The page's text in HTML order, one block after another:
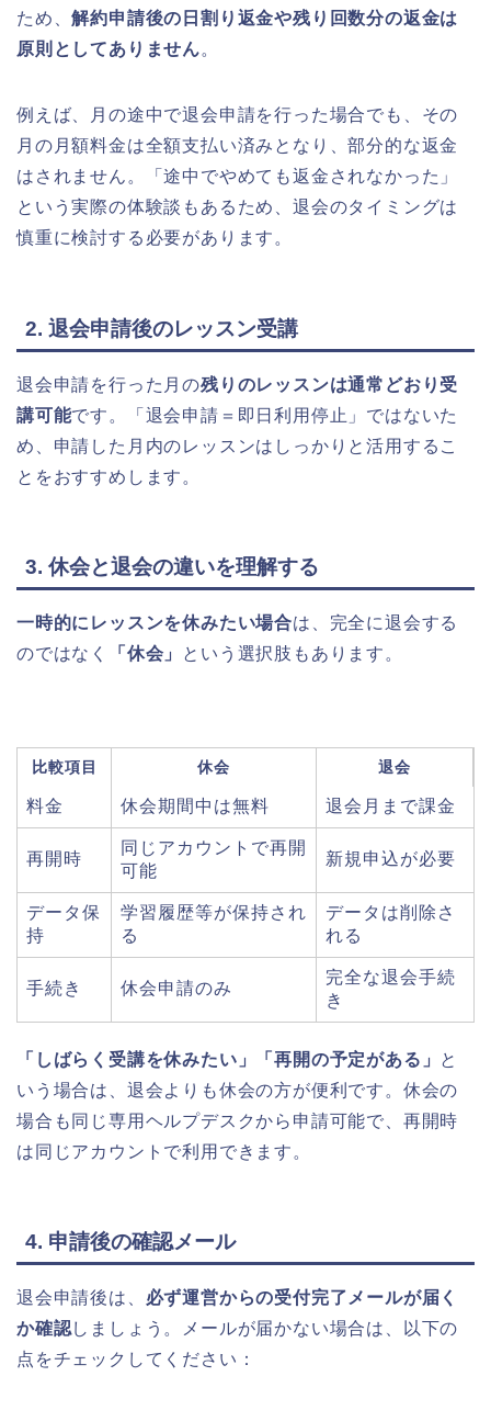
ため、解約申請後の日割り返金や残り回数分の返金は
原則としてありません。
例えば、月の途中で退会申請を行った場合でも、その
月の月額料金は全額支払い済みとなり、部分的な返金
はされません。「途中でやめても返金されなかった」
という実際の体験談もあるため、退会のタイミングは
慎重に検討する必要があります。
2. 退会申請後のレッスン受講
退会申請を行った月の残りのレッスンは通常どおり受
講可能です。「退会申請＝即日利用停止」ではないた
め、申請した月内のレッスンはしっかりと活用するこ
とをおすすめします。
3. 休会と退会の違いを理解する
一時的にレッスンを休みたい場合は、完全に退会する
のではなく
「休会」 という選択肢もあります。
比較項目 休会 退会
料金 休会期間中は無料 退会月まで課金
再開時
同じアカウントで再開
可能
新規申込が必要
データ保
持
学習履歴等が保持され
る
データは削除さ
れる
手続き 休会申請のみ
完全な退会手続
き
「しばらく受講を休みたい」「再開の予定がある」 と
いう場合は、退会よりも休会の方が便利です。休会の
場合も同じ専用ヘルプデスクから申請可能で、再開時
は同じアカウントで利用できます。
4. 申請後の確認メール
退会申請後は、 必ず運営からの受付完了メールが届く
か確認しましょう。メールが届かない場合は、以下の
点をチェックしてください：